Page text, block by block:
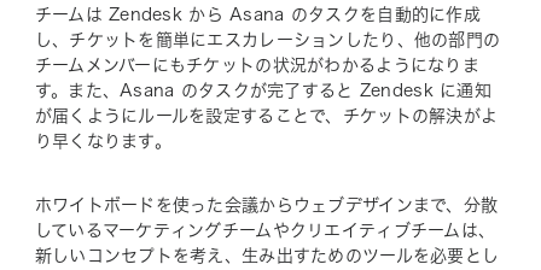
チームは Zendesk から Asana のタスクを自動的に作成
し、チケットを簡単にエスカレーションしたり、他の部門の
チームメンバーにもチケットの状況がわかるようになりま
す。また、Asana のタスクが完了すると Zendesk に通知
が届くようにルールを設定することで、チケットの解決がよ
り早くなります。
ホワイトボードを使った会議からウェブデザインまで、分散
しているマーケティングチームやクリエイティブチームは、
新しいコンセプトを考え、生み出すためのツールを必要とし